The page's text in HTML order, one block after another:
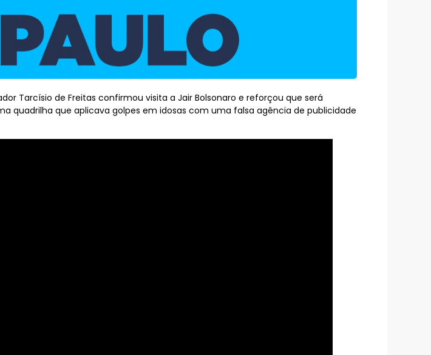
Tarcísio de Freitas confirmou visita a Jair Bolsonaro e reforçou que será
quadrilha que aplicava golpes em idosas com uma falsa agência de publicidade